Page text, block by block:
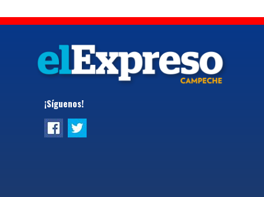
¡Síguenos!